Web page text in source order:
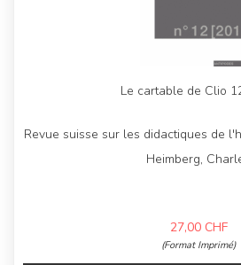
Le cartable de Clio
Revue suisse sur les didactiques de
Heimberg,
27,00 CHF
(Format Imprimé)